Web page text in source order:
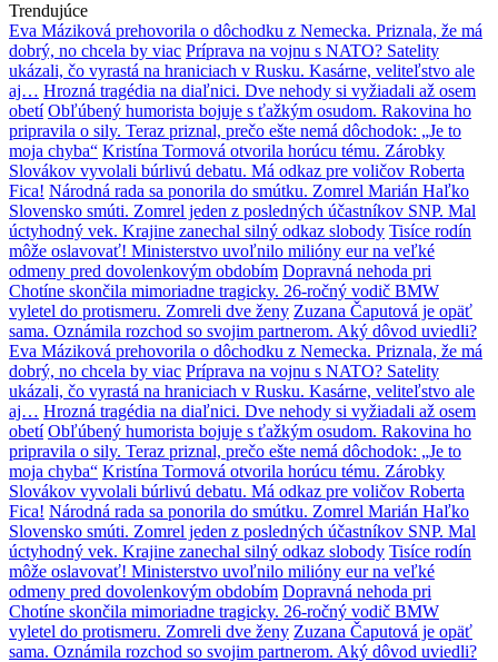
Trendujúce
Eva Máziková prehovorila o dôchodku z Nemecka. Priznala, že má
dobrý, no chcela by viac Príprava na vojnu s NATO? Satelity
ukázali, čo vyrastá na hraniciach v Rusku. Kasárne, veliteľstvo ale
aj… Hrozná tragédia na diaľnici. Dve nehody si vyžiadali až osem
obetí Obľúbený humorista bojuje s ťažkým osudom. Rakovina ho
pripravila o sily. Teraz priznal, prečo ešte nemá dôchodok: „Je to
moja chyba“ Kristína Tormová otvorila horúcu tému. Zárobky
Slovákov vyvolali búrlivú debatu. Má odkaz pre voličov Roberta
Fica! Národná rada sa ponorila do smútku. Zomrel Marián Haľko
Slovensko smúti. Zomrel jeden z posledných účastníkov SNP. Mal
úctyhodný vek. Krajine zanechal silný odkaz slobody Tisíce rodín
môže oslavovať! Ministerstvo uvoľnilo milióny eur na veľké
odmeny pred dovolenkovým obdobím Dopravná nehoda pri
Chotíne skončila mimoriadne tragicky. 26-ročný vodič BMW
vyletel do protismeru. Zomreli dve ženy Zuzana Čaputová je opäť
sama. Oznámila rozchod so svojim partnerom. Aký dôvod uviedli?
Eva Máziková prehovorila o dôchodku z Nemecka. Priznala, že má
dobrý, no chcela by viac Príprava na vojnu s NATO? Satelity
ukázali, čo vyrastá na hraniciach v Rusku. Kasárne, veliteľstvo ale
aj… Hrozná tragédia na diaľnici. Dve nehody si vyžiadali až osem
obetí Obľúbený humorista bojuje s ťažkým osudom. Rakovina ho
pripravila o sily. Teraz priznal, prečo ešte nemá dôchodok: „Je to
moja chyba“ Kristína Tormová otvorila horúcu tému. Zárobky
Slovákov vyvolali búrlivú debatu. Má odkaz pre voličov Roberta
Fica! Národná rada sa ponorila do smútku. Zomrel Marián Haľko
Slovensko smúti. Zomrel jeden z posledných účastníkov SNP. Mal
úctyhodný vek. Krajine zanechal silný odkaz slobody Tisíce rodín
môže oslavovať! Ministerstvo uvoľnilo milióny eur na veľké
odmeny pred dovolenkovým obdobím Dopravná nehoda pri
Chotíne skončila mimoriadne tragicky. 26-ročný vodič BMW
vyletel do protismeru. Zomreli dve ženy Zuzana Čaputová je opäť
sama. Oznámila rozchod so svojim partnerom. Aký dôvod uviedli?